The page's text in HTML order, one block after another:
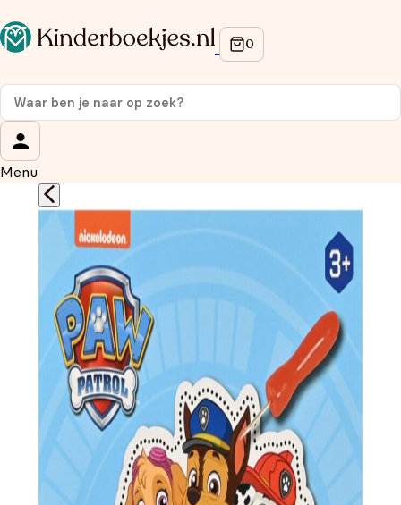
Menu
Op de hoogte blijven van onze acties?
Meld je aan voor onze nieuwsbrief en ontvang
korting
Wat is je voornaam?
Wat is je e-mailadres?*
Aanmelden
We gebruiken je gegevens om contact op te nemen, in
overeenstemming met ons